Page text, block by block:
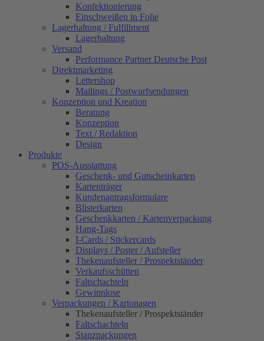
Konfektionierung
Einschweißen in Folie
Lagerhaltung / Fulfillment
Lagerhaltung
Versand
Performance Partner Deutsche Post
Direktmarketing
Lettershop
Mailings / Postwurfsendungen
Konzeption und Kreation
Beratung
Konzeption
Text / Redaktion
Design
Produkte
POS-Ausstattung
Geschenk- und Gutscheinkarten
Kartenträger
Kundenantragsformulare
Blisterkarten
Geschenkkarten / Kartenverpackung
Hang-Tags
I-Cards / Stickercards
Displays / Poster / Aufsteller
Thekenaufsteller / Prospektständer
Verkaufsschütten
Faltschachteln
Gewinnlose
Verpackungen / Kartonagen
Thekenaufsteller / Prospektständer
Faltschachteln
Stanzpackungen